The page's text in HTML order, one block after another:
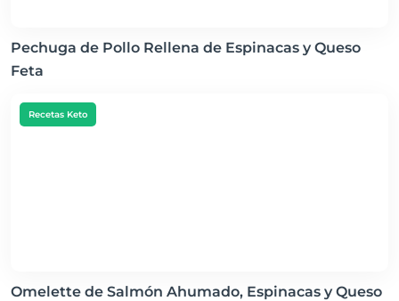
Pechuga de Pollo Rellena de Espinacas y Queso
Feta
Recetas Keto
Omelette de Salmón Ahumado, Espinacas y Queso